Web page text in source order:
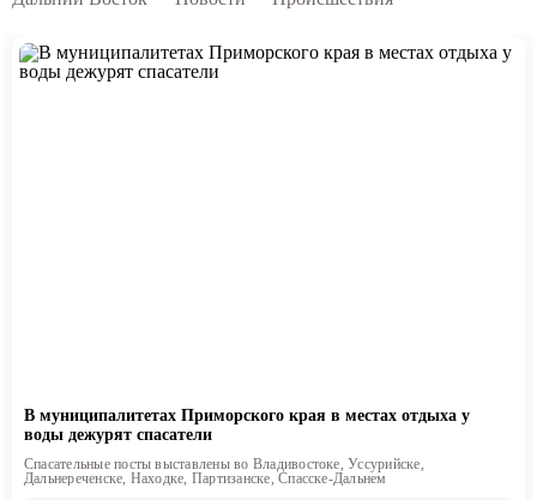
В муниципалитетах Приморского края в местах отдыха у
воды дежурят спасатели
Спасательные посты выставлены во Владивостоке, Уссурийске,
Дальнереченске, Находке, Партизанске, Спасске-Дальнем